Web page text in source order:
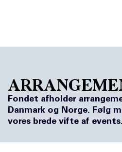
Fondet afholder
Danmark og Norge. Følg
vores brede vifte af events.